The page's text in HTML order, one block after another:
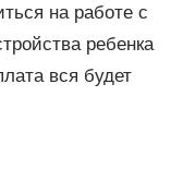
на работе с
ребенка
вся будет